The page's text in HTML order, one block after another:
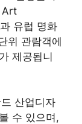
Art
유럽 명화
위 관람객에
제공됩니
산업디자
수 있으며,